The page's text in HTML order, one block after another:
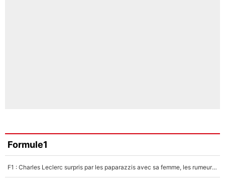
Formule1
F1 : Charles Leclerc surpris par les paparazzis avec sa femme, les rumeurs étaient vraies !